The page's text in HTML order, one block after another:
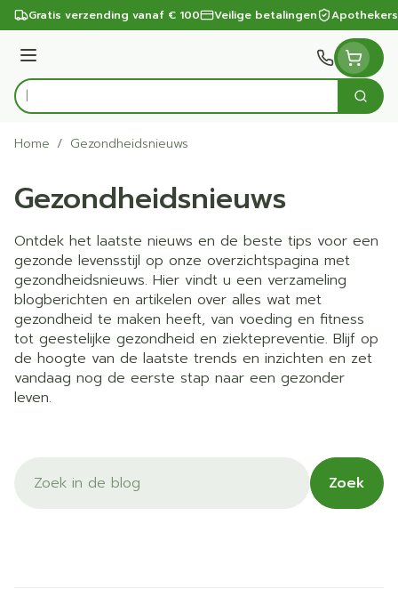
Ga naar de inhoud
Gratis verzending vanaf € 100 Veilige betalingen
Menu
Product, merk, categorie...
Zoek
Home / Gezondheidsnieuws
Gezondheidsnieuws
Ontdek het laatste nieuws en de beste tips voor een
gezonde levensstijl op onze overzichtspagina met
gezondheidsnieuws. Hier vindt u een verzameling
blogberichten en artikelen over alles wat met
gezondheid te maken heeft, van voeding en fitness
tot geestelijke gezondheid en ziektepreventie. Blijf op
de hoogte van de laatste trends en inzichten en zet
vandaag nog de eerste stap naar een gezonder
leven.
Zoek